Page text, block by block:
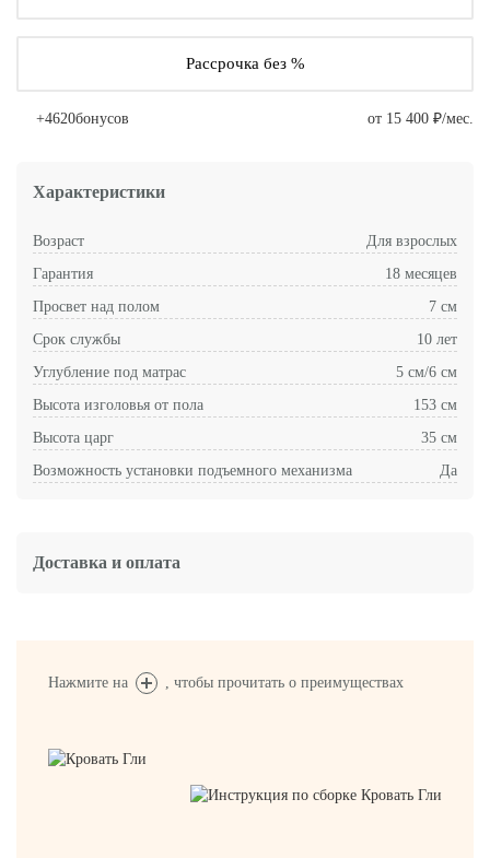
Рассрочка без %
+4620бонусов от 15 400 ₽/мес.
Характеристики
Возраст
Для взрослых
Гарантия
18 месяцев
Просвет над полом
7 см
Срок службы
10 лет
Углубление под матрас
5 см/6 см
Высота изголовья от пола
153 см
Высота царг
35 см
Возможность установки подъемного механизма
Да
Доставка и оплата
Нажмите на , чтобы прочитать о преимуществах